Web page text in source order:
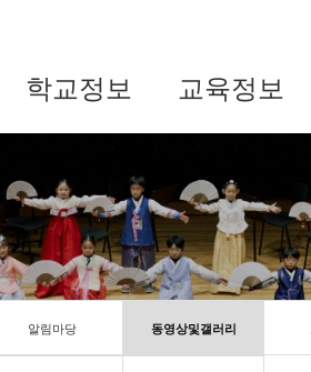
학교정보 교육정보
알림마당 동영상및갤러리